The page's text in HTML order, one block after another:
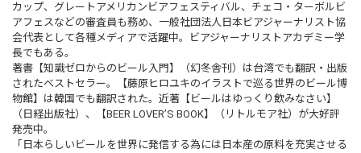
カップ、グレートアメリカンビアフェスティバル、チェコ・ターボルビ
アフェスなどの審査員も務め、一般社団法人日本ビアジャーナリスト協
会代表として各種メディアで活躍中。ビアジャーナリストアカデミー学
長でもある。
著書【知識ゼロからのビール入門】（幻冬舎刊）は台湾でも翻訳・出版
されたベストセラー。【藤原ヒロユキのイラストで巡る世界のビール博
物館】は韓国でも翻訳された。近著【ビールはゆっくり飲みなさい】
（日経出版社）、【BEER LOVER’S BOOK】（リトルモア社）が大好評
発売中。
「日本らしいビールを世界に発信する為には日本産の原料を充実させる